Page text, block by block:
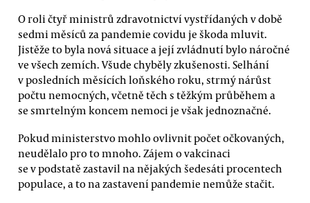
O roli čtyř ministrů zdravotnictví vystřídaných v době
sedmi měsíců za pandemie covidu je škoda mluvit.
Jistěže to byla nová situace a její zvládnutí bylo náročné
ve všech zemích. Všude chyběly zkušenosti. Selhání
v posledních měsících loňského roku, strmý nárůst
počtu nemocných, včetně těch s těžkým průběhem a
se smrtelným koncem nemoci je však jednoznačné.
Pokud ministerstvo mohlo ovlivnit počet očkovaných,
neudělalo pro to mnoho. Zájem o vakcinaci
se v podstatě zastavil na nějakých šedesáti procentech
populace, a to na zastavení pandemie nemůže stačit.